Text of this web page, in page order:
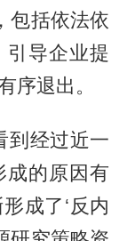
包括依法依
引导企业提
序退出。
到经过近一
成的原因有
成了‘反内